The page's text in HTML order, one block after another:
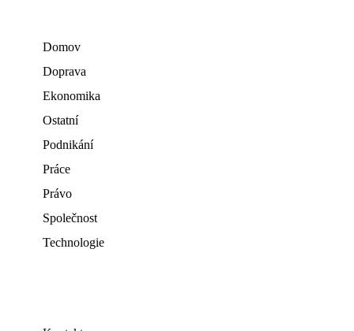
Domov
Doprava
Ekonomika
Ostatní
Podnikání
Práce
Právo
Společnost
Technologie